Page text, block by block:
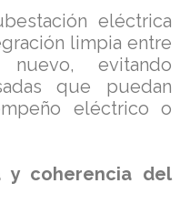
eléctrica
limpia entre
evitando
que puedan
eléctrico o
y coherencia del